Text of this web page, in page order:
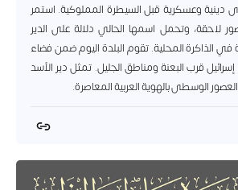
دينية وعسكرية قبل السيطرة المملوكية. استمر
لاحقة، وتحمل اسمها الحالي دلالة على الدير
الذاكرة المحلية. تقوم البلدة اليوم ضمن فضاء
قرب البعنة ومناطق الجليل. تمثل دير الأسد
الوسطى بالهوية العربية المعاصرة.